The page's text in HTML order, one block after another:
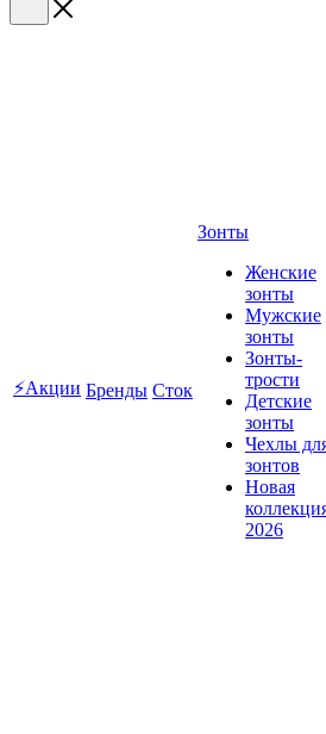
⚡Акции Бренды Сток
Зонты
Женские
зонты
Мужские
зонты
Зонты-
трости
Детские
зонты
Чехлы
зонтов
Новая
2026